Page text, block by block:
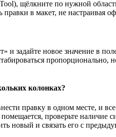
щёлкните по нужной
в макет, не настраивая
и задайте новое значение в
колонках?
правку в одном месте, и
проверьте
новый и связать его с